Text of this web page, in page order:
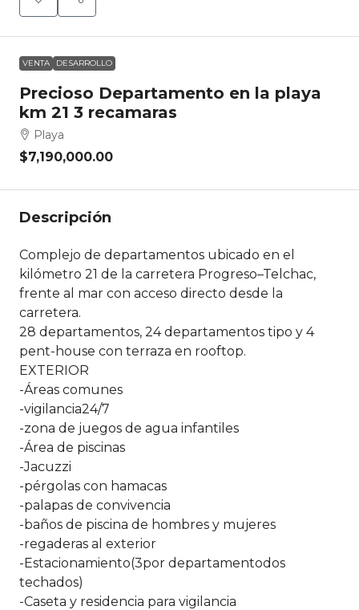
VENTA DESARROLLO
Precioso Departamento en la playa
km 21 3 recamaras
Playa
$7,190,000.00
Descripción
Complejo de departamentos ubicado en el
kilómetro 21 de la carretera Progreso–Telchac,
frente al mar con acceso directo desde la
carretera.
28 departamentos, 24 departamentos tipo y 4
pent-house con terraza en rooftop.
EXTERIOR
-Áreas comunes
-vigilancia24/7
-zona de juegos de agua infantiles
-Área de piscinas
-Jacuzzi
-pérgolas con hamacas
-palapas de convivencia
-baños de piscina de hombres y mujeres
-regaderas al exterior
-Estacionamiento(3por departamentodos
techados)
-Caseta y residencia para vigilancia